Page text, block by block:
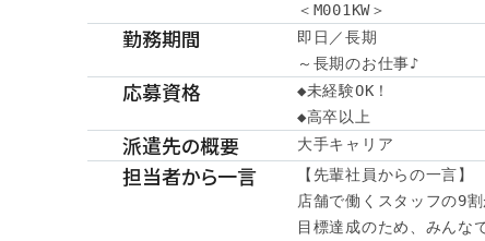
＜M001KW＞
勤務期間
即日／長期
～長期のお仕事♪
応募資格
◆未経験OK！
◆高卒以上
派遣先の概要 大手キャリア
担当者から一言
【先輩社員からの一言】
店舗で働くスタッフの9
目標達成のため、みんな